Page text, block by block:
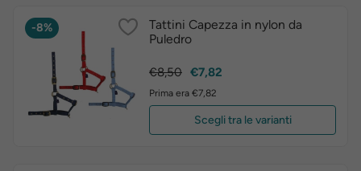
-8%
Tattini Capezza in nylon da
Puledro
Prezzo
€8,50 Prezzo
€7,82
Prima era €7,82
Scegli tra le varianti